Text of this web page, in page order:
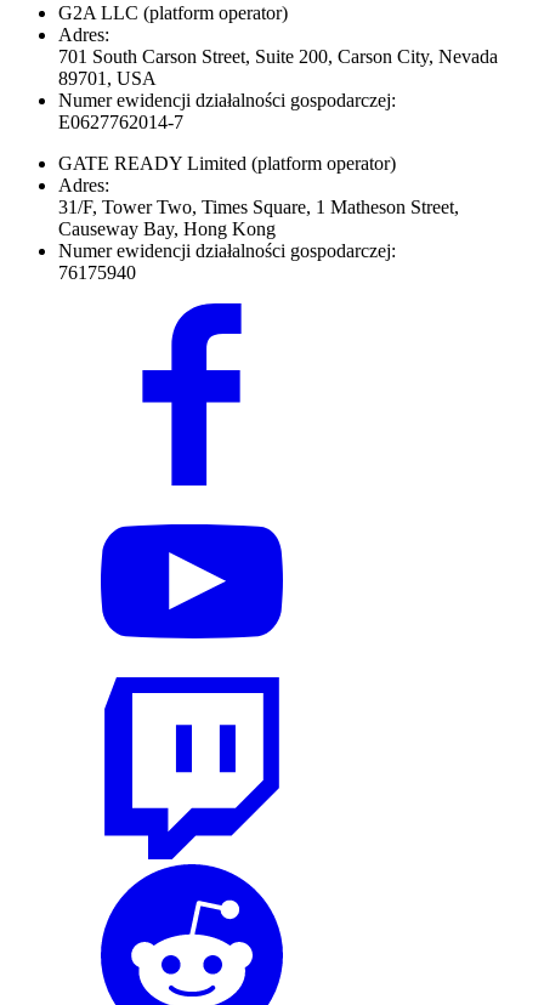
G2A LLC (platform operator)
Adres:
701 South Carson Street, Suite 200, Carson City, Nevada
89701, USA
Numer ewidencji działalności gospodarczej:
E0627762014-7
GATE READY Limited (platform operator)
Adres:
31/F, Tower Two, Times Square, 1 Matheson Street,
Causeway Bay, Hong Kong
Numer ewidencji działalności gospodarczej:
76175940